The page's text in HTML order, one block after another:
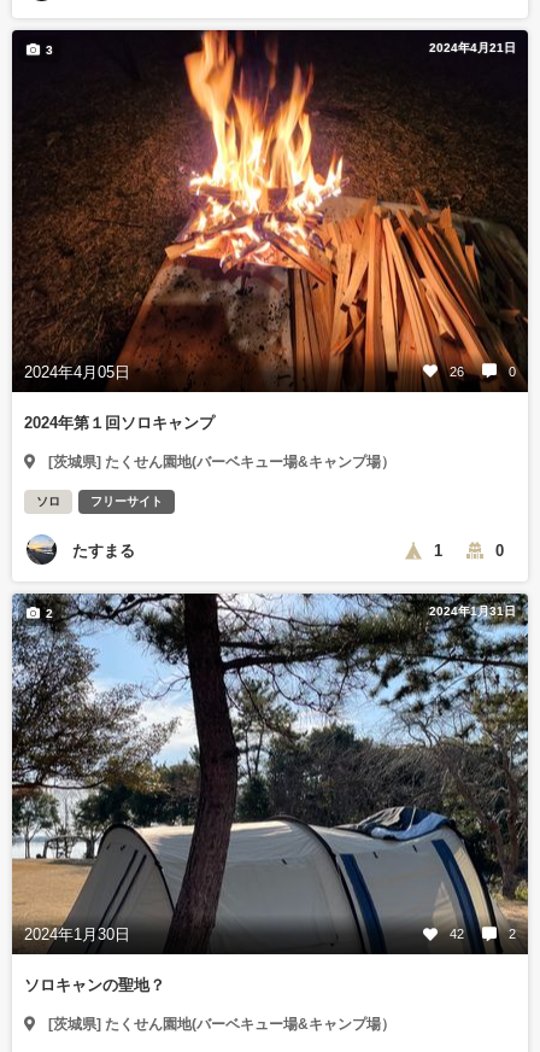
2024年4月21日
2024年4月05日 26 0
3
2024年第１回ソロキャンプ
[茨城県] たくせん園地(バーベキュー場&キャンプ場）
ソロ フリーサイト
たすまる 1 0
2024年1月31日
2024年1月30日 42 2
2
ソロキャンの聖地？
[茨城県] たくせん園地(バーベキュー場&キャンプ場）